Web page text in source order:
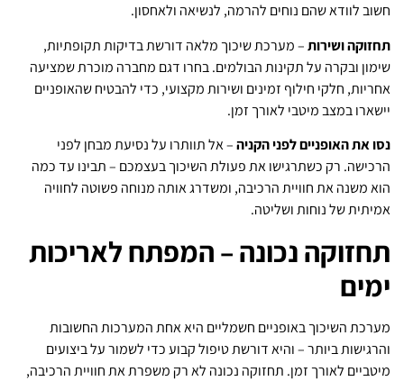
חשוב לוודא שהם נוחים להרמה, לנשיאה ולאחסון.
תחזוקה ושירות– מערכת שיכוך מלאה דורשת בדיקות תקופתיות,
שימון ובקרה על תקינות הבולמים. בחרו דגם מחברה מוכרת שמציעה
אחריות, חלקי חילוף זמינים ושירות מקצועי, כדי להבטיח שהאופניים
יישארו במצב מיטבי לאורך זמן.
נסו את האופניים לפני הקניה– אל תוותרו על נסיעת מבחן לפני
הרכישה. רק כשתרגישו את פעולת השיכוך בעצמכם – תבינו עד כמה
הוא משנה את חוויית הרכיבה, ומשדרג אותה מנוחה פשוטה לחוויה
אמיתית של נוחות ושליטה.
תחזוקה נכונה – המפתח לאריכות
ימים
מערכת השיכוך באופניים חשמליים היא אחת המערכות החשובות
והרגישות ביותר – והיא דורשת טיפול קבוע כדי לשמור על ביצועים
מיטביים לאורך זמן. תחזוקה נכונה לא רק משפרת את חוויית הרכיבה,